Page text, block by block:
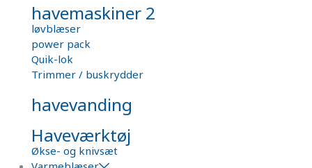
havemaskiner 2
løvblæser
power pack
Quik-lok
Trimmer / buskrydder
havevanding
Haveværktøj
Økse- og knivsæt